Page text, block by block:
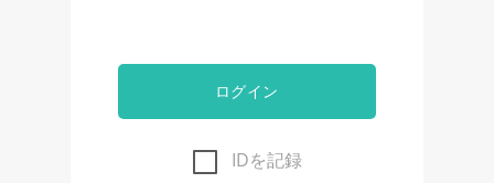
ログイン
IDを記録